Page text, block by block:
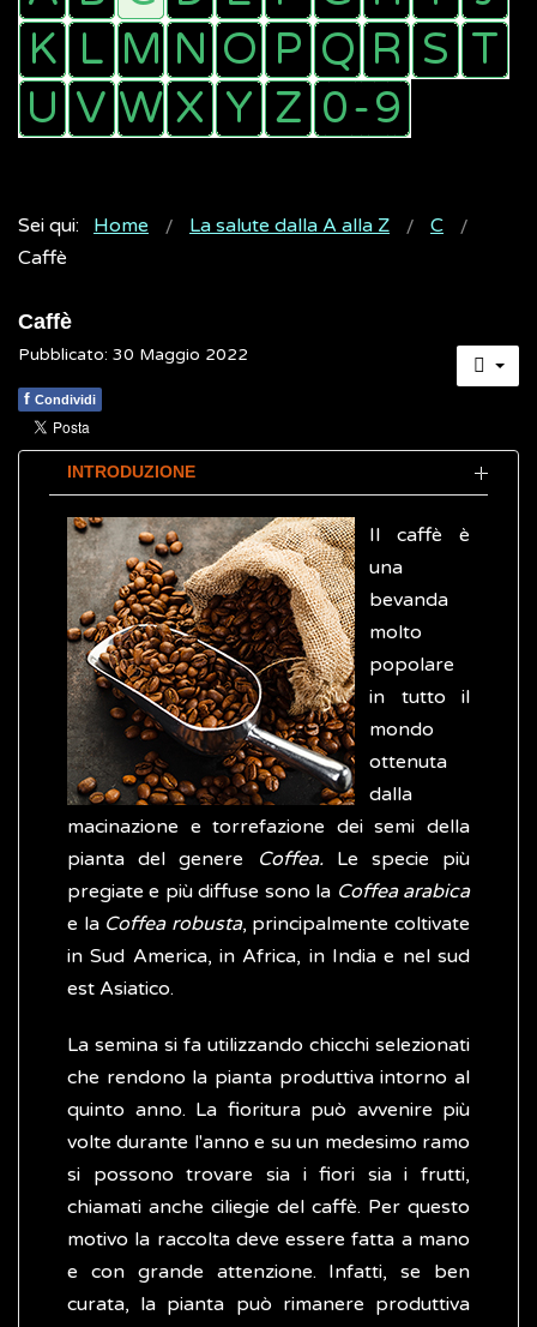
Sei qui: Home La salute dalla A alla Z
C
Caffè
Caffè
Pubblicato: 30 Maggio 2022
f Condividi
INTRODUZIONE
Il caffè è
una
bevanda
molto
popolare
in tutto il
mondo
ottenuta
dalla
macinazione e torrefazione dei semi della
pianta del genere
Coffea. Le specie più
pregiate e più diffuse sono la Coffea arabica
e la Coffea robusta, principalmente coltivate
in Sud America, in Africa, in India e nel sud
est Asiatico.
La semina si fa utilizzando chicchi selezionati
che rendono la pianta produttiva intorno al
quinto anno. La fioritura può avvenire più
volte durante l'anno e su un medesimo ramo
si possono trovare sia i fiori sia i frutti,
chiamati anche ciliegie del caffè. Per questo
motivo la raccolta deve essere fatta a mano
e con grande attenzione. Infatti, se ben
curata, la pianta può rimanere produttiva